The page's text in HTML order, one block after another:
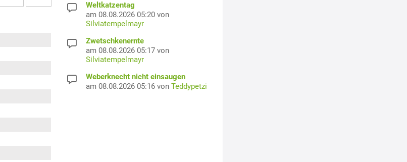
Weltkatzentag
am 08.08.2026 05:20 von
Silviatempelmayr
Zwetschkenernte
am 08.08.2026 05:17 von
Silviatempelmayr
Weberknecht nicht einsaugen
am 08.08.2026 05:16 von Teddypetzi